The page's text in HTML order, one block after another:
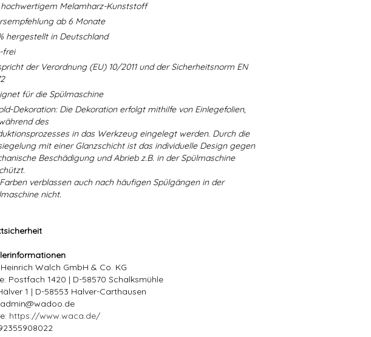
Melamharz-Kunststoff
ab 6 Monate
hergestellt in Deutschland
frei
der Verordnung (EU) 10/2011 und der Sicherheitsnorm EN
für die Spülmaschine
Dekoration: Die Dekoration erfolgt mithilfe von Einlegefolien,
des
in das Werkzeug eingelegt werden. Durch die
mit einer Glanzschicht ist das individuelle Design gegen
Beschädigung und Abrieb z.B. in der Spülmaschine
verblassen auch nach häufigen Spülgängen in der
nicht.
Walch GmbH & Co. KG
Postfach 1420 | D-58570 Schalksmühle
1 | D-58553 Halver-Carthausen
admin@wadoo.de
https://www.waca.de/